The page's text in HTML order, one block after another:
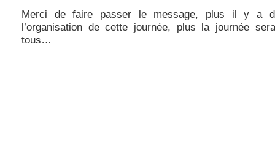
Merci de faire passer le message, plus il y a
l’organisation de cette journée, plus la journée
tous…